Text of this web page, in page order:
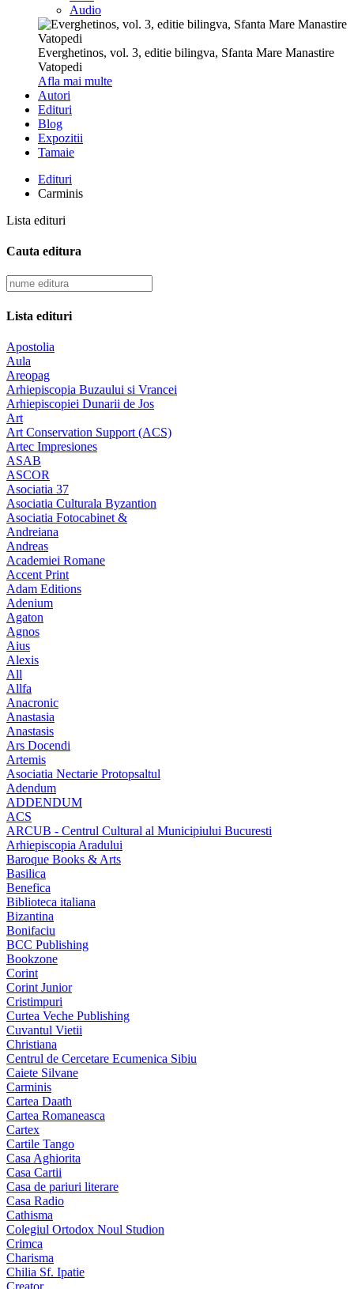
Audio
Everghetinos, vol. 3, editie bilingva, Sfanta Mare Manastire
Vatopedi
Afla mai multe
Autori
Edituri
Blog
Expozitii
Tamaie
Edituri
Carminis
Lista edituri
Cauta editura
Lista edituri
Apostolia
Aula
Areopag
Arhiepiscopia Buzaului si Vrancei
Arhiepiscopiei Dunarii de Jos
Art
Art Conservation Support (ACS)
Artec Impresiones
ASAB
ASCOR
Asociatia 37
Asociatia Culturala Byzantion
Asociatia Fotocabinet &
Andreiana
Andreas
Academiei Romane
Accent Print
Adam Editions
Adenium
Agaton
Agnos
Aius
Alexis
All
Allfa
Anacronic
Anastasia
Anastasis
Ars Docendi
Artemis
Asociatia Nectarie Protopsaltul
Adendum
ADDENDUM
ACS
ARCUB - Centrul Cultural al Municipiului Bucuresti
Arhiepiscopia Aradului
Baroque Books & Arts
Basilica
Benefica
Biblioteca italiana
Bizantina
Bonifaciu
BCC Publishing
Bookzone
Corint
Corint Junior
Cristimpuri
Curtea Veche Publishing
Cuvantul Vietii
Christiana
Centrul de Cercetare Ecumenica Sibiu
Caiete Silvane
Carminis
Cartea Daath
Cartea Romaneasca
Cartex
Cartile Tango
Casa Aghiorita
Casa Cartii
Casa de pariuri literare
Casa Radio
Cathisma
Colegiul Ortodox Noul Studion
Crimca
Charisma
Chilia Sf. Ipatie
Creator